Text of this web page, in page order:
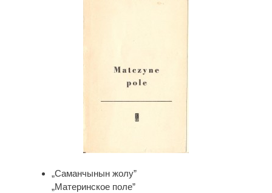
„Саманчынын жолу”
„Материнское поле”